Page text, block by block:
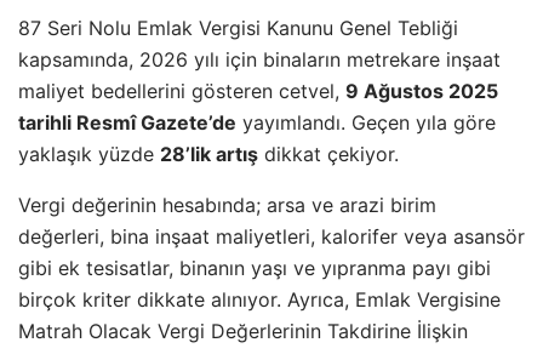
87 Seri Nolu Emlak Vergisi Kanunu Genel Tebliği
kapsamında, 2026 yılı için binaların metrekare inşaat
maliyet bedellerini gösteren cetvel, 9 Ağustos 2025
tarihli Resmî Gazete’de yayımlandı. Geçen yıla göre
yaklaşık yüzde 28’lik artış dikkat çekiyor.
Vergi değerinin hesabında; arsa ve arazi birim
değerleri, bina inşaat maliyetleri, kalorifer veya asansör
gibi ek tesisatlar, binanın yaşı ve yıpranma payı gibi
birçok kriter dikkate alınıyor. Ayrıca, Emlak Vergisine
Matrah Olacak Vergi Değerlerinin Takdirine İlişkin